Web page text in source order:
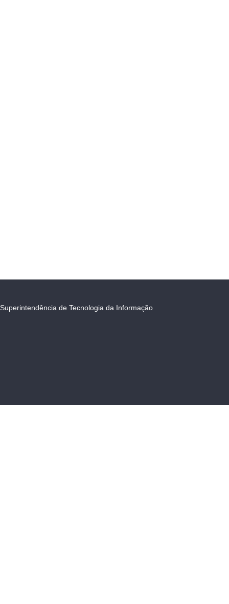
Superintendência de Tecnologia da Informação